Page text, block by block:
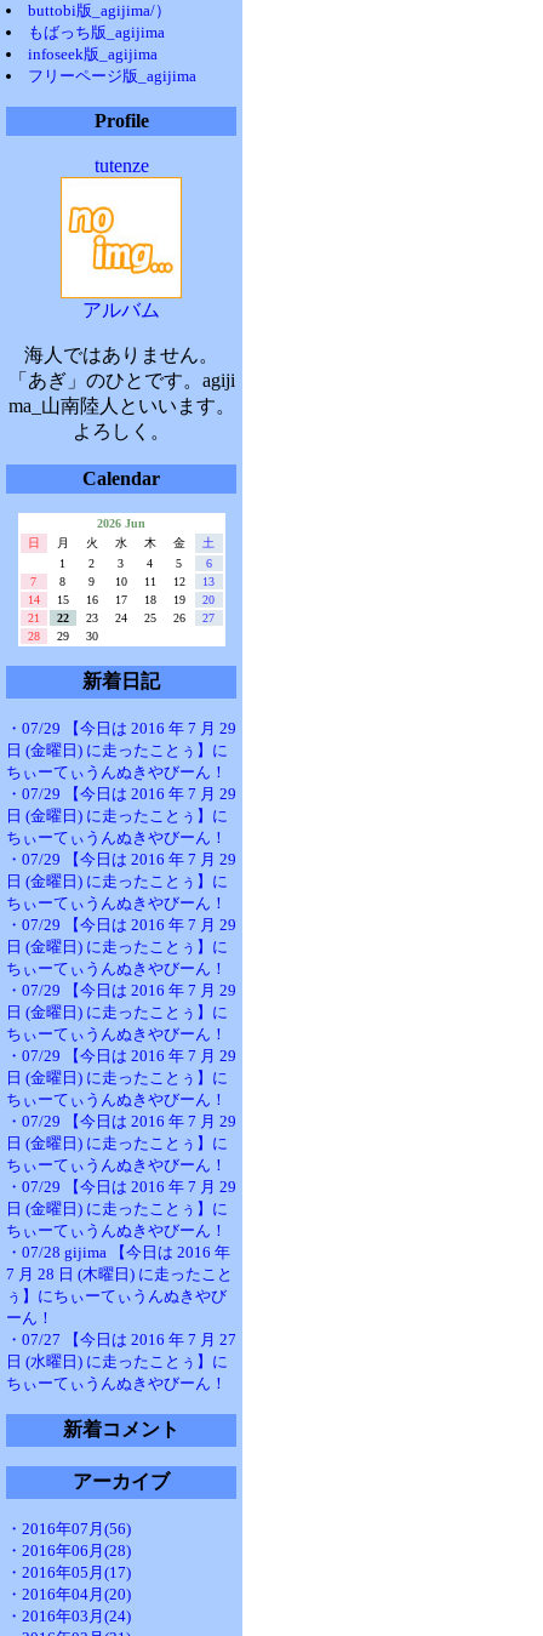
buttobi版_agijima/）
もばっち版_agijima
infoseek版_agijima
フリーページ版_agijima
Profile
tutenze
アルバム
海人ではありません。
「あぎ」のひとです。agiji
ma_山南陸人といいます。
よろしく。
Calendar
2026 Jun
日
月 火 水 木 金
土
1
2 3 4 5
6
7
8 9 10 11 12
13
14
15 16 17 18 19
20
21
22 23 24 25 26
27
28
29 30
新着日記
・07/29 【今日は 2016 年 7 月 29
日 (金曜日) に走ったことぅ】に
ちぃーてぃうんぬきやびーん！
・07/29 【今日は 2016 年 7 月 29
日 (金曜日) に走ったことぅ】に
ちぃーてぃうんぬきやびーん！
・07/29 【今日は 2016 年 7 月 29
日 (金曜日) に走ったことぅ】に
ちぃーてぃうんぬきやびーん！
・07/29 【今日は 2016 年 7 月 29
日 (金曜日) に走ったことぅ】に
ちぃーてぃうんぬきやびーん！
・07/29 【今日は 2016 年 7 月 29
日 (金曜日) に走ったことぅ】に
ちぃーてぃうんぬきやびーん！
・07/29 【今日は 2016 年 7 月 29
日 (金曜日) に走ったことぅ】に
ちぃーてぃうんぬきやびーん！
・07/29 【今日は 2016 年 7 月 29
日 (金曜日) に走ったことぅ】に
ちぃーてぃうんぬきやびーん！
・07/29 【今日は 2016 年 7 月 29
日 (金曜日) に走ったことぅ】に
ちぃーてぃうんぬきやびーん！
・07/28 gijima 【今日は 2016 年
7 月 28 日 (木曜日) に走ったこと
ぅ】にちぃーてぃうんぬきやび
ーん！
・07/27 【今日は 2016 年 7 月 27
日 (水曜日) に走ったことぅ】に
ちぃーてぃうんぬきやびーん！
新着コメント
アーカイブ
・2016年07月(56)
・2016年06月(28)
・2016年05月(17)
・2016年04月(20)
・2016年03月(24)